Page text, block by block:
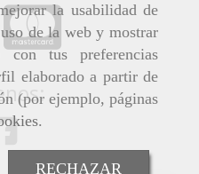
la usabilidad de
de la web y mostrar
con tus preferencias
elaborado a partir de
(por ejemplo, páginas
.
RECHAZAR